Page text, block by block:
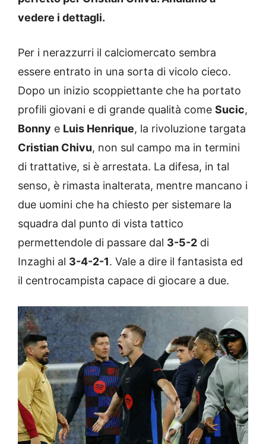
vedere i dettagli.
Per i nerazzurri il calciomercato sembra
essere entrato in una sorta di vicolo cieco.
Dopo un inizio scoppiettante che ha portato
profili giovani e di grande qualità come Sucic,
Bonny e Luis Henrique, la rivoluzione targata
Cristian Chivu, non sul campo ma in termini
di trattative, si è arrestata. La difesa, in tal
senso, è rimasta inalterata, mentre mancano i
due uomini che ha chiesto per sistemare la
squadra dal punto di vista tattico
permettendole di passare dal 3-5-2 di
Inzaghi al 3-4-2-1. Vale a dire il fantasista ed
il centrocampista capace di giocare a due.